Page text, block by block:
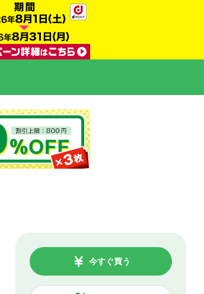
今すぐ買う